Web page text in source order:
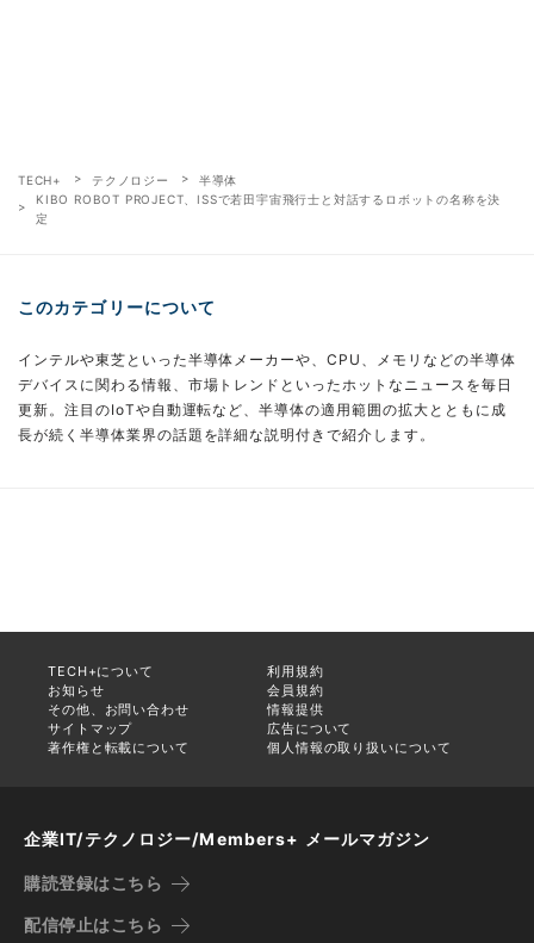
TECH+ テクノロジー
半導体
KIBO ROBOT PROJECT、ISSで若田宇宙飛行士と対話するロボットの名称を決
定
このカテゴリーについて
インテルや東芝といった半導体メーカーや、CPU、メモリなどの半導体
デバイスに関わる情報、市場トレンドといったホットなニュースを毎日
更新。注目のIoTや自動運転など、半導体の適用範囲の拡大とともに成
長が続く半導体業界の話題を詳細な説明付きで紹介します。
TECH+について
利用規約
お知らせ
会員規約
その他、お問い合わせ
情報提供
サイトマップ
広告について
著作権と転載について
個人情報の取り扱いについて
企業IT/テクノロジー/Members+ メールマガジン
購読登録はこちら
配信停止はこちら